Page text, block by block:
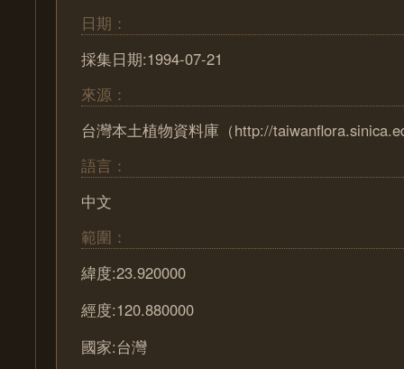
日期：
採集日期:1994-07-21
來源：
台灣本土植物資料庫（http://
語言：
中文
範圍：
緯度:23.920000
經度:120.880000
國家:台灣